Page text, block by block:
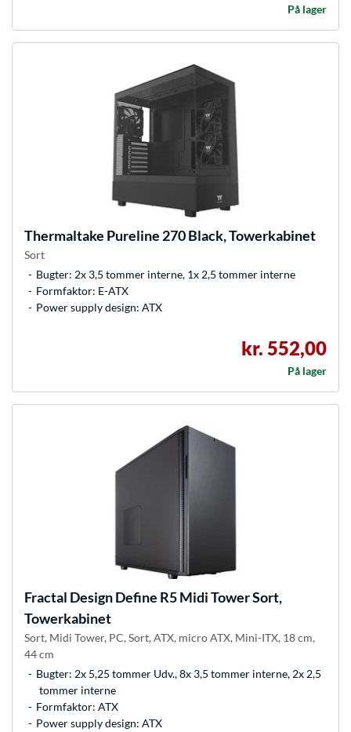
På lager
Thermaltake Pureline 270 Black, Towerkabinet
Sort
Bugter: 2x 3,5 tommer interne, 1x 2,5 tommer interne
Formfaktor: E-ATX
Power supply design: ATX
kr. 552,00
På lager
Fractal DesignDefine R5 Midi Tower Sort,
Towerkabinet
Sort, Midi Tower, PC, Sort, ATX, micro ATX, Mini-ITX, 18 cm,
44 cm
Bugter: 2x 5,25 tommer Udv., 8x 3,5 tommer interne, 2x 2,5
tommer interne
Formfaktor: ATX
Power supply design: ATX